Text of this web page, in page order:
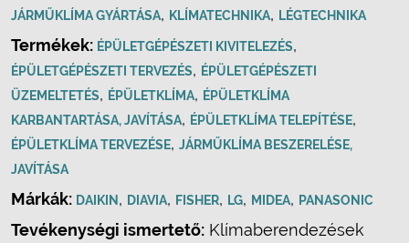
JÁRMŰKLÍMA GYÁRTÁSA, KLÍMATECHNIKA, LÉGTECHNIKA
Termékek: ÉPÜLETGÉPÉSZETI KIVITELEZÉS,
ÉPÜLETGÉPÉSZETI TERVEZÉS, ÉPÜLETGÉPÉSZETI
ÜZEMELTETÉS, ÉPÜLETKLÍMA, ÉPÜLETKLÍMA
KARBANTARTÁSA, JAVÍTÁSA, ÉPÜLETKLÍMA TELEPÍTÉSE,
ÉPÜLETKLÍMA TERVEZÉSE, JÁRMŰKLÍMA BESZERELÉSE,
JAVÍTÁSA
Márkák: DAIKIN , DIAVIA, FISHER, LG, MIDEA, PANASONIC
Tevékenységi ismertető: Klímaberendezések